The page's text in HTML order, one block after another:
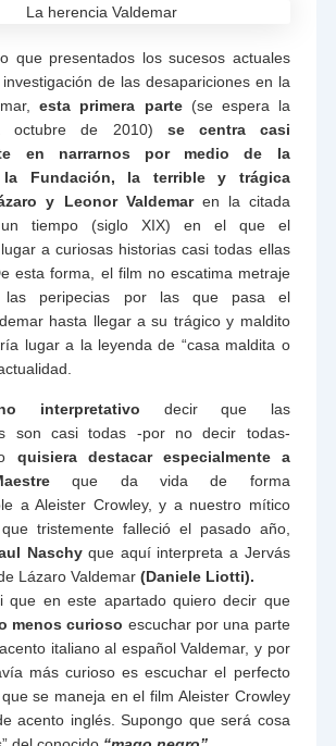
que presentados los sucesos actuales
de las desapariciones en la
esta primera parte (se espera la
octubre de 2010) se centra casi
en narrarnos por medio de la
Fundación, la terrible y trágica
y Leonor Valdemar en la citada
un tiempo (siglo XIX) en el que el
a curiosas historias casi todas ellas
esta forma, el film no escatima metraje
las peripecias por las que pasa el
hasta llegar a su trágico y maldito
lugar a la leyenda de “casa maldita o
interpretativo decir que las
son casi todas -por no decir todas-
quisiera destacar especialmente a
que da vida de forma
a Aleister Crowley, y a nuestro mítico
que tristemente falleció el pasado año,
Naschyque aquí interpreta a Jervás
Lázaro Valdemar(Daniele Liotti).
que en este apartado quiero decir que
menos curioso escuchar por una parte
italiano al español Valdemar, y por
más curioso es escuchar el perfecto
se maneja en el film Aleister Crowley
acento inglés. Supongo que será cosa